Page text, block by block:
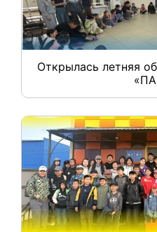
Открылась летняя